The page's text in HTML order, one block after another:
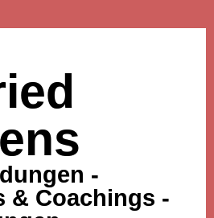
-
& Coachings -